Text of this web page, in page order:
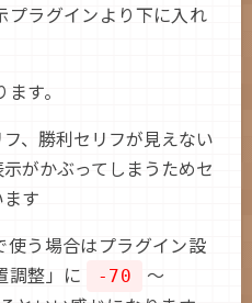
プラグインより下に入れ
す。
、勝利セリフが見えない
がかぶってしまうためセ
す
使う場合はプラグイン設
調整」に
-70 ～